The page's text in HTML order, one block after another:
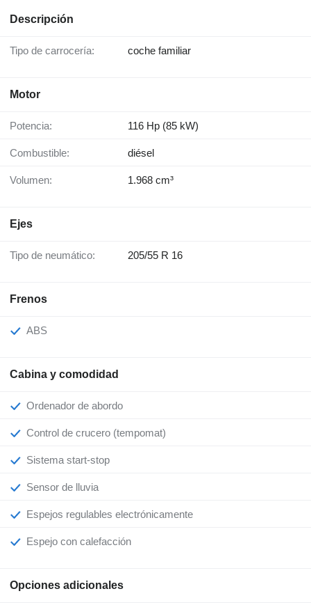
Descripción
Tipo de carrocería: coche familiar
Motor
Potencia: 116 Hp (85 kW)
Combustible: diésel
Volumen: 1.968 cm³
Ejes
Tipo de neumático: 205/55 R 16
Frenos
ABS
Cabina y comodidad
Ordenador de abordo
Control de crucero (tempomat)
Sistema start-stop
Sensor de lluvia
Espejos regulables electrónicamente
Espejo con calefacción
Opciones adicionales